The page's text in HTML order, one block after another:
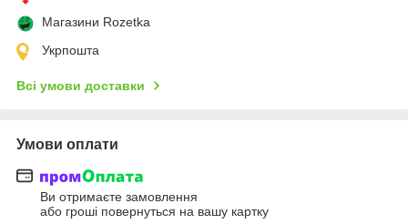
Магазини Rozetka
Укрпошта
Всі умови доставки
Умови оплати
Ви отримаєте замовлення
або гроші повернуться на вашу картку